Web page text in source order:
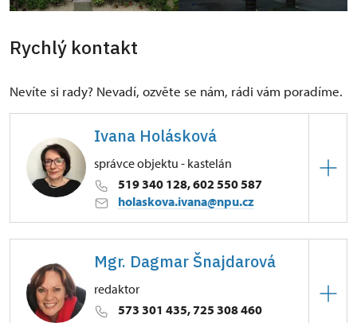
Rychlý kontakt
Nevíte si rady? Nevadí, ozvěte se nám, rádi vám poradíme.
Ivana Holásková
správce objektu - kastelán
519 340 128, 602 550 587
holaskova.ivana@npu.cz
Zámek 1/, Lednice na Moravě 69144
Absolventka humanitního gymnázia na Lerchově
ulici v Brně, studovala obor sociologie a
Mgr. Dagmar Šnajdarová
redaktor
573 301 435, 725 308 460